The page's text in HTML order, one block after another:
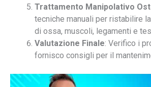
Trattamento Manipolativo
tecniche manuali per ristabilire
di ossa, muscoli, legamenti e
Valutazione Finale: Verifico i
fornisco consigli per il